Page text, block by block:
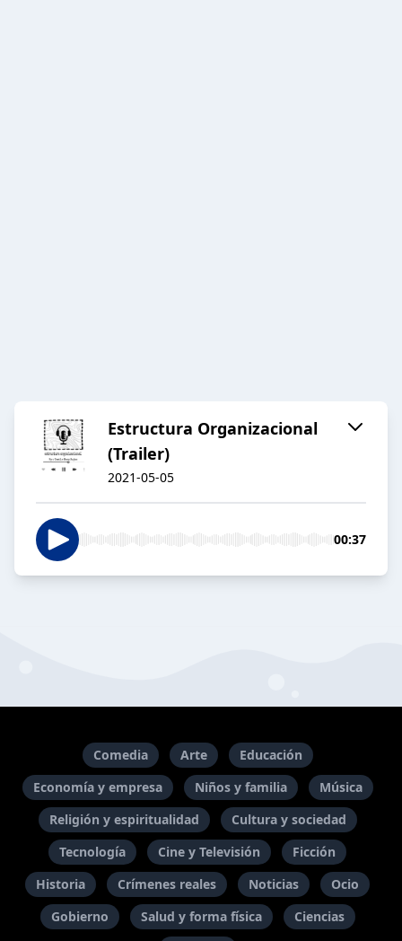
Estructura Organizacional
(Trailer)
2021-05-05
00:37
Comedia Arte
Educación
Economía y empresa
Niños y familia
Música
Religión y espiritualidad
Cultura y sociedad
Tecnología
Cine y Televisión
Ficción
Historia
Crímenes reales Noticias
Ocio
Gobierno
Salud y forma física
Ciencias